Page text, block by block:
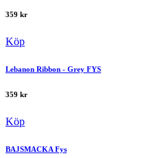
359 kr
Köp
Lebanon Ribbon - Grey FYS
359 kr
Köp
BAJSMACKA Fys